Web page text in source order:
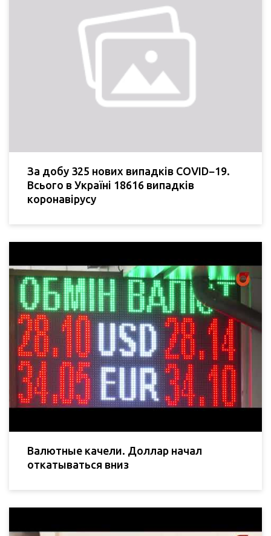
За добу 325 нових випадків COVID−19.
Всього в Україні 18616 випадків
коронавірусу
Валютные качели. Доллар начал
откатываться вниз